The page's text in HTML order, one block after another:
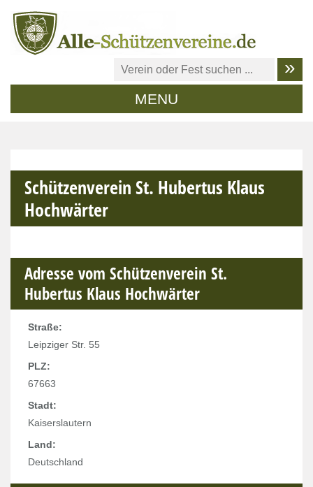
MENU
Schützenverein St. Hubertus Klaus
Hochwärter
Adresse vom Schützenverein St.
Hubertus Klaus Hochwärter
Straße:
Leipziger Str. 55
PLZ:
67663
Stadt:
Kaiserslautern
Land:
Deutschland